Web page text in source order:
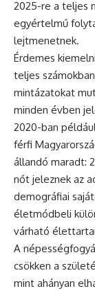
2025-re a teljes
egyértelmű
lejtmenetnek.
Érdemes
teljes
mintázatokat
minden évben
2020-ban
férfi
állandó maradt:
nőt jeleznek az
demográfiai
életmódbeli
várható
A
csökken a
mint ahányan